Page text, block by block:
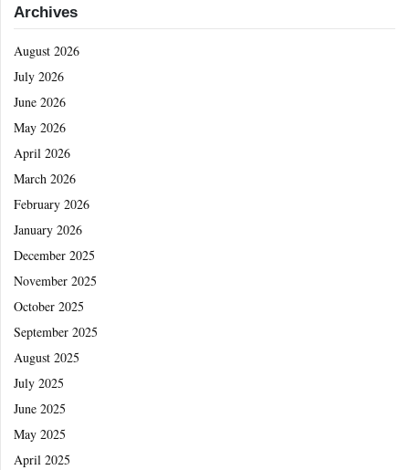
Archives
August 2026
July 2026
June 2026
May 2026
April 2026
March 2026
February 2026
January 2026
December 2025
November 2025
October 2025
September 2025
August 2025
July 2025
June 2025
May 2025
April 2025